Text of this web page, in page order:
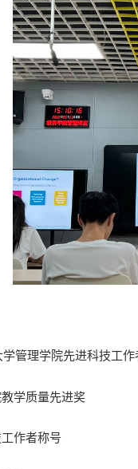
管理学院先进科技工作
学质量先进奖
作者称号